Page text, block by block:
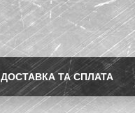
ДОСТАВКА ТА СПЛАТА